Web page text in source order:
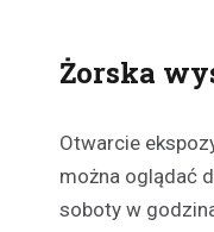
Żorska
Otwarcie
można oglądać
soboty w